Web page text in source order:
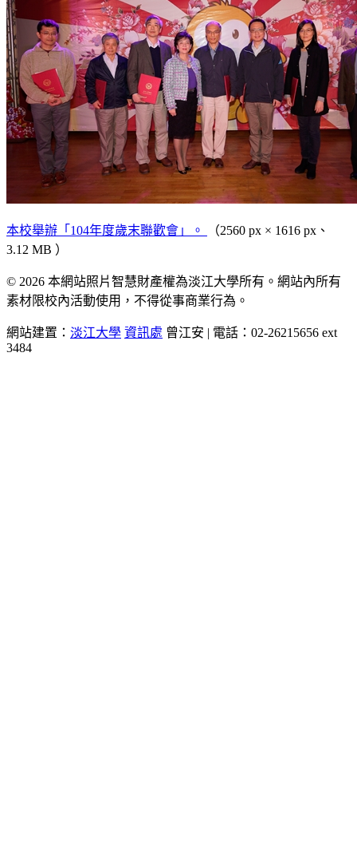
本校舉辦「104年度歲末聯歡會」。
（2560 px × 1616 px、
3.12 MB ）
© 2026 本網站照片智慧財產權為淡江大學所有。網站內所有
素材限校內活動使用，不得從事商業行為。
網站建置： 淡江大學 資訊處 曾江安 | 電話：02-26215656 ext
3484